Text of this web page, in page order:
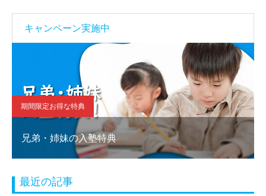
キャンペーン実施中
期間限定お得な特典
兄弟・姉妹の入塾特典
最近の記事